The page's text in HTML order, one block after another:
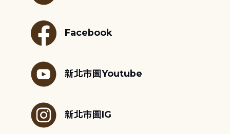
Facebook
新北市圖Youtube
新北市圖IG